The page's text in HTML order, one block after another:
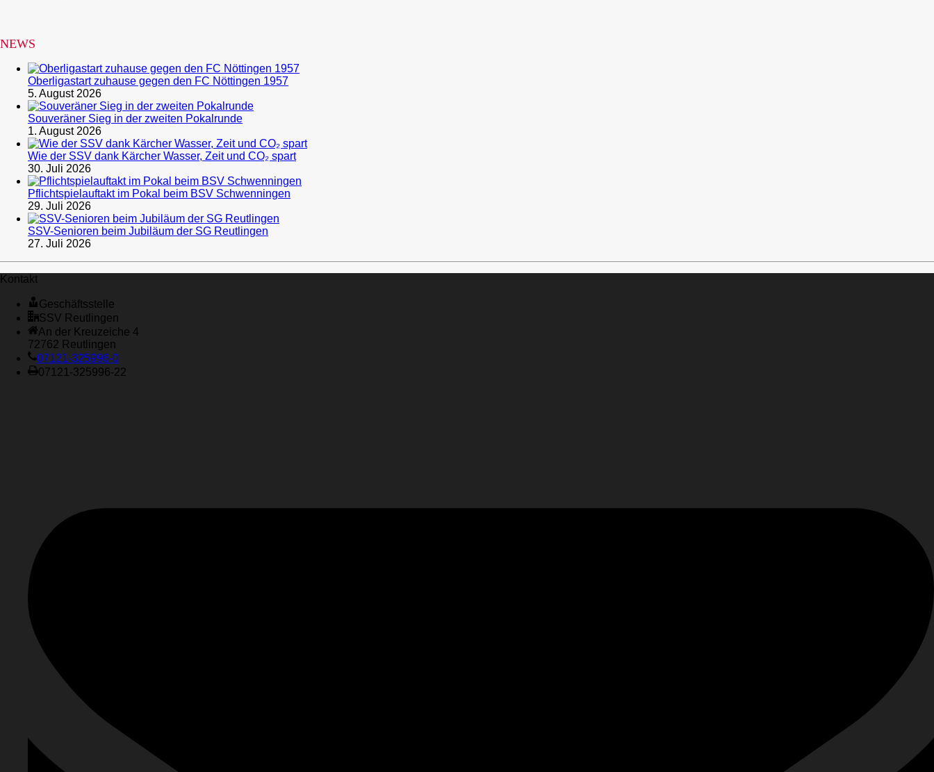
NEWS
Oberligastart zuhause gegen den FC Nöttingen 1957
5. August 2026
Souveräner Sieg in der zweiten Pokalrunde
1. August 2026
Wie der SSV dank Kärcher Wasser, Zeit und CO₂ spart
30. Juli 2026
Pflichtspielauftakt im Pokal beim BSV Schwenningen
29. Juli 2026
SSV-Senioren beim Jubiläum der SG Reutlingen
27. Juli 2026
Kontakt
Geschäftsstelle
SSV Reutlingen
An der Kreuzeiche 4
72762 Reutlingen
07121-325996-0
07121-325996-22